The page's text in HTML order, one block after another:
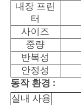
내장 프린
터
사이즈
중량
반복성
안정성
동작 환경 :
실내 사용